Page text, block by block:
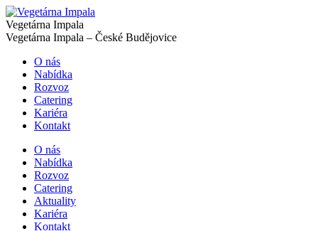
Vegetárna Impala
Vegetárna Impala – České Budějovice
O nás
Nabídka
Rozvoz
Catering
Kariéra
Kontakt
O nás
Nabídka
Rozvoz
Catering
Aktuality
Kariéra
Kontakt